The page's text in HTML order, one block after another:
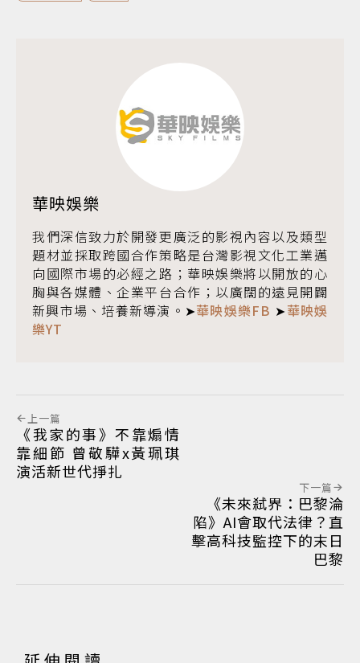
華映娛樂
我們深信致力於開發更廣泛的影視內容以及類型
題材並採取跨國合作策略是台灣影視文化工業邁
向國際市場的必經之路；華映娛樂將以開放的心
胸與各媒體、企業平台合作；以廣闊的遠見開闢
新興市場、培養新導演。➤華映娛樂FB ➤華映娛
樂YT
上一篇
《我家的事》不靠煽情
靠細節 曾敬驊x黃珮琪
演活新世代掙扎
下一篇
《未來弒界：巴黎淪
陷》AI會取代法律？直
擊高科技監控下的末日
巴黎